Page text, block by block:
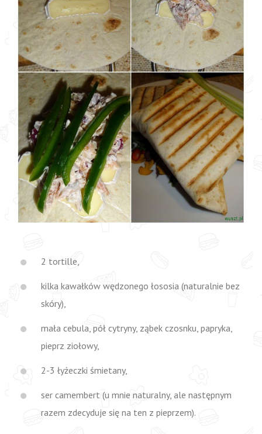
2 tortille,
kilka kawałków wędzonego łososia (naturalnie bez
skóry),
mała cebula, pół cytryny, ząbek czosnku, papryka,
pieprz ziołowy,
2-3 łyżeczki śmietany,
ser camembert (u mnie naturalny, ale następnym
razem zdecyduje się na ten z pieprzem).